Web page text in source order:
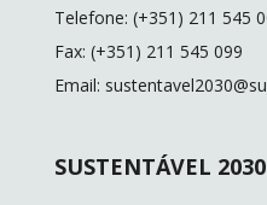
Telefone: (+351) 211 545
Fax: (+351) 211 545 099
Email:
SUSTENTÁVEL 2030